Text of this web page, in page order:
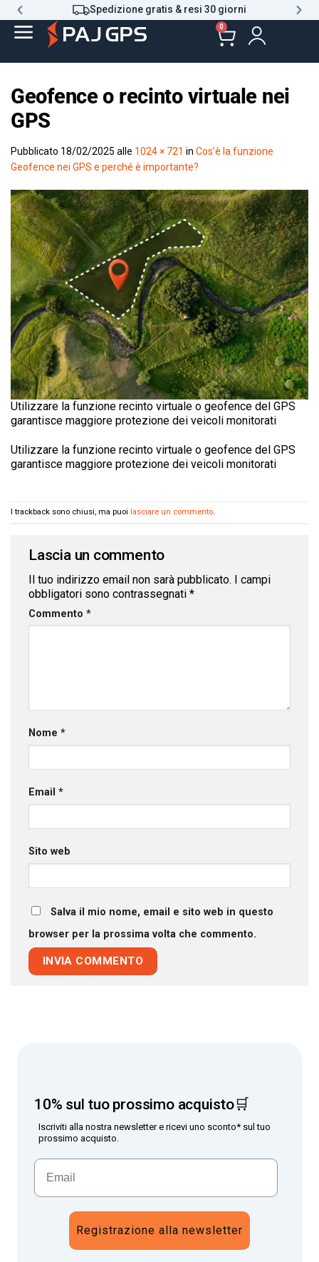
Spedizione gratis & resi 30 giorni
0
Geofence o recinto virtuale nei
GPS
Pubblicato 18/02/2025 alle 1024 × 721 in Cos’è la funzione
Geofence nei GPS e perché è importante?
Utilizzare la funzione recinto virtuale o geofence del GPS
garantisce maggiore protezione dei veicoli monitorati
Utilizzare la funzione recinto virtuale o geofence del GPS
garantisce maggiore protezione dei veicoli monitorati
I trackback sono chiusi, ma puoi lasciare un commento.
Lascia un commento
Il tuo indirizzo email non sarà pubblicato. I campi
obbligatori sono contrassegnati *
Commento *
Nome *
Email *
Sito web
Salva il mio nome, email e sito web in questo
browser per la prossima volta che commento.
10% sul tuo prossimo acquisto🛒
Iscriviti alla nostra newsletter e ricevi uno sconto* sul tuo
prossimo acquisto.
Registrazione alla newsletter